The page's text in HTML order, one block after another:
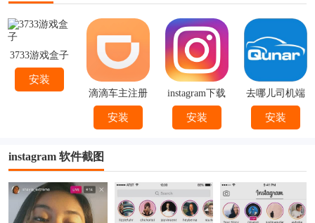
3733游戏盒子
安装
滴滴车主注册
下载
安装
instagram下载
官方
安装
去哪儿司机端
下载安装
安装
instagram 软件截图